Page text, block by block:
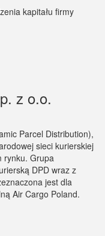
z o.o.
Parcel Distribution),
sieci kurierskiej
rynku. Grupa
DPD wraz z
jest dla
Air Cargo Poland.